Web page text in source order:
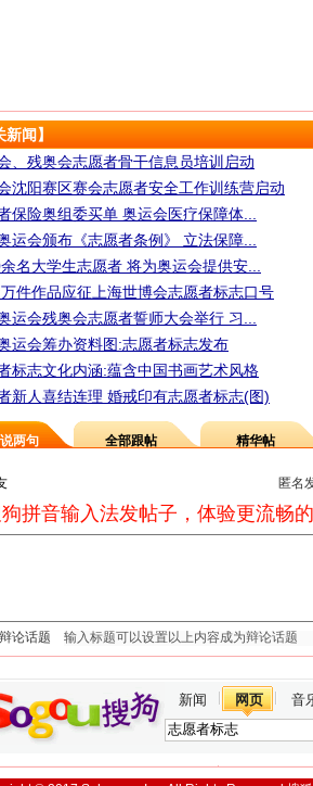
新闻】
、残奥会志愿者骨干信息员培训启动
沈阳赛区赛会志愿者安全工作训练营启动
保险奥组委买单 奥运会医疗保障体...
运会颁布《志愿者条例》 立法保障...
名大学生志愿者 将为奥运会提供安...
件作品应征上海世博会志愿者标志口号
运会残奥会志愿者誓师大会举行 习...
运会筹办资料图:志愿者标志发布
标志文化内涵:蕴含中国书画艺术风格
新人喜结连理 婚戒印有志愿者标志(图)
两句 全部跟帖 精华帖
匿名
拼音输入法发帖子，体验更流畅
论话题
新闻 网页 音